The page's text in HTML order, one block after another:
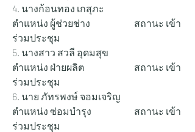
4. นางก้อนทอง เกสุภะ
ตำแหน่ง ผู้ช่วยช่าง 		สถานะ เข้า
ร่วมประชุม
5. นางสาว สวลี อุดมสุข
ตำแหน่ง ฝ่ายผลิต 		สถานะ เข้า
ร่วมประชุม
6. นาย ภัทรพงษ์ จอมเจริญ
ตำแหน่ง ซ่อมบำรุง 		สถานะ เข้า
ร่วมประชุม